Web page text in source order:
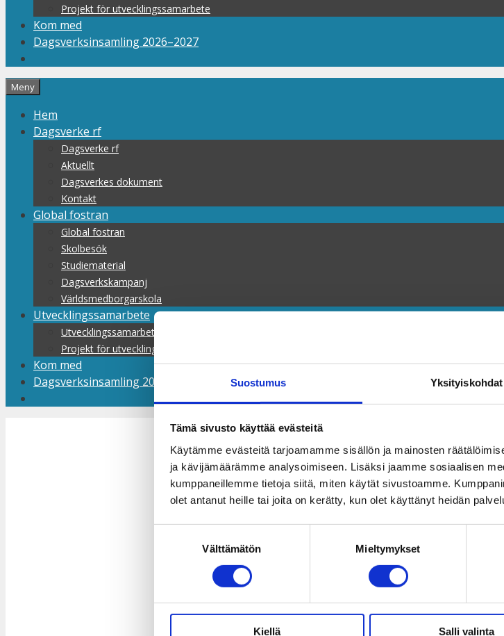
Suostumus Yksityiskohdat
Tämä sivusto käyttää evästeitä
Käytämme evästeitä tarjoamamme sisällön ja mainosten
ja kävijämäärämme analysoimiseen. Lisäksi jaamme sosiaalisen
kumppaneillemme tietoja siitä, miten käytät sivustoamme.
olet antanut heille tai joita on kerätty, kun olet käyttänyt heidän
Välttämätön Mieltymykset
Kiellä Salli valinta
Projekt för utvecklingssamarbete
Kom med
Dagsverksinsamling 2026–2027
Meny
Hem
Dagsverke rf
Dagsverke rf
Aktuellt
Dagsverkes dokument
Kontakt
Global fostran
Global fostran
Skolbesök
Studiematerial
Dagsverkskampanj
Världsmedborgarskola
Utvecklingssamarbete
Utvecklingssamarbete
Projekt för utvecklingssamarbete
Kom med
Dagsverksinsamling 2026–2027
Dagsverkes nya strategi
hållbar och rättvis värld
Dagsverke rf uppdaterade sin strategi i slutet av 2024 för att
förändringar som skett i vår verksamhetsmiljön under de senaste